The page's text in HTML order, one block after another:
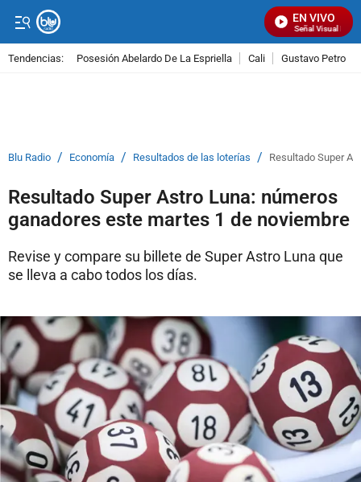
EN VIVO
Señal Visual Radio
Tendencias: Posesión Abelardo De La Espriella Cali Gustavo Petro
Blu Radio / Economía / Resultados de las loterías / Resultado Super
Resultado Super Astro Luna: números
ganadores este martes 1 de noviembre
Revise y compare su billete de Super Astro Luna que
se lleva a cabo todos los días.